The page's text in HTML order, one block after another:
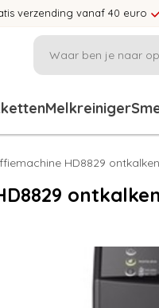
verzending vanaf 40 euro
Melkreiniger
HD8829 ontkalken
ontkalken